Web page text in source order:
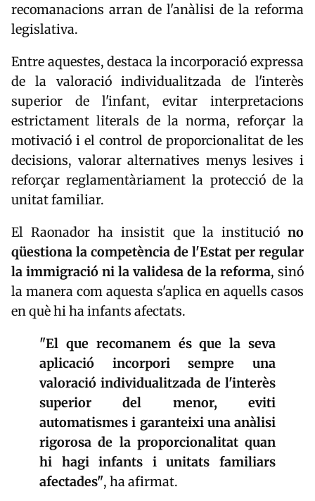
recomanacions arran de l'anàlisi de la reforma
legislativa.
Entre aquestes, destaca la incorporació expressa
de la valoració individualitzada de l'interès
superior de l'infant, evitar interpretacions
estrictament literals de la norma, reforçar la
motivació i el control de proporcionalitat de les
decisions, valorar alternatives menys lesives i
reforçar reglamentàriament la protecció de la
unitat familiar.
El Raonador ha insistit que la institució no
qüestiona la competència de l'Estat per regular
la immigració ni la validesa de la reforma, sinó
la manera com aquesta s'aplica en aquells casos
en què hi ha infants afectats.
"El que recomanem és que la seva
aplicació incorpori sempre una
valoració individualitzada de l'interès
superior del menor, eviti
automatismes i garanteixi una anàlisi
rigorosa de la proporcionalitat quan
hi hagi infants i unitats familiars
afectades", ha afirmat.